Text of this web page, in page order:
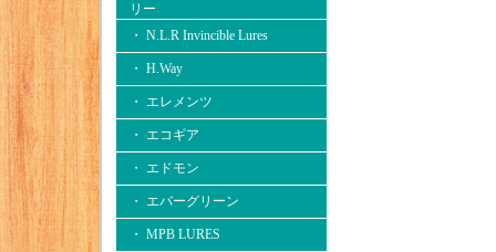
リー
・ N.L.R Invincible Lures
・ H.Way
・ エレメンツ
・ エコギア
・ エドモン
・ エバーグリーン
・ MPB LURES